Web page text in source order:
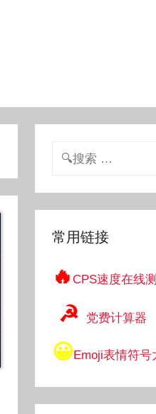
搜
常用链接
🔥CPS速度在线
☭ 党费计算器
😀Emoji表情符号